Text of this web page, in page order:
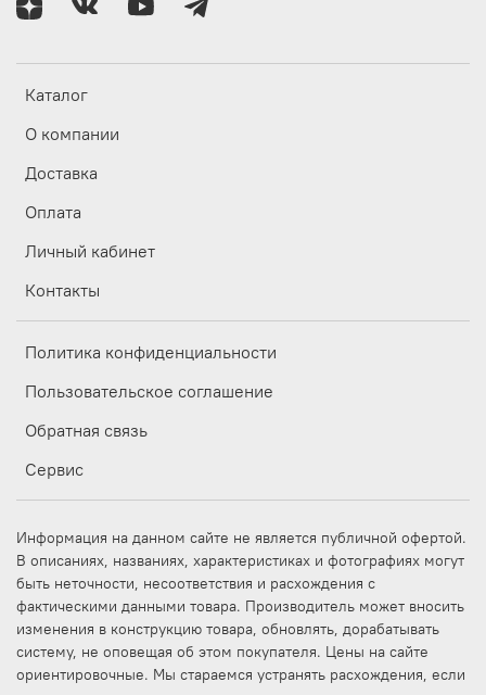
Каталог
О компании
Доставка
Оплата
Личный кабинет
Контакты
Политика конфиденциальности
Пользовательское соглашение
Обратная связь
Сервис
Информация на данном сайте не является публичной офертой.
В описаниях, названиях, характеристиках и фотографиях могут
быть неточности, несоответствия и расхождения с
фактическими данными товара. Производитель может вносить
изменения в конструкцию товара, обновлять, дорабатывать
систему, не оповещая об этом покупателя. Цены на сайте
ориентировочные. Мы стараемся устранять расхождения, если